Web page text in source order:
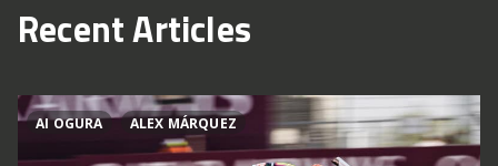
Recent Articles
AI OGURA ALEX MÁRQUEZ